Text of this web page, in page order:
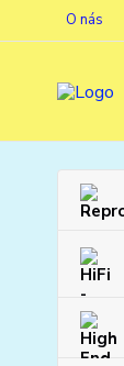
O nás